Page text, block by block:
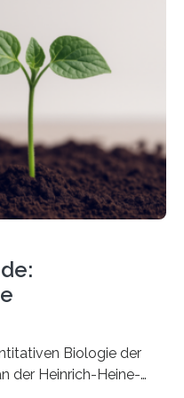
Es konnte als neue
werden und trägt
primaevus. Dieser erste
in Bernstein
einer
dar, denn…
Biologie der
der Heinrich-Heine-